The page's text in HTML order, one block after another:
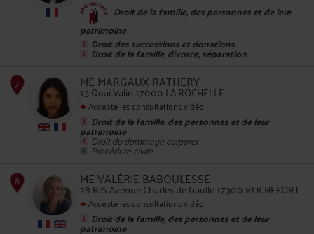
Droit de la famille, des personnes et de leur
patrimoine
Droit des successions et donations
Droit de la famille, divorce, séparation
ME MARGAUX RATHERY
13 Quai Valin 17000 LA ROCHELLE
Accepte les consultations vidéo
Droit de la famille, des personnes et de leur
patrimoine
Droit du dommage corporel
Procédure civile
ME VALÉRIE BABOULESSE
28 BIS Avenue Charles de Gaulle 17300 ROCHEFORT
Accepte les consultations vidéo
Droit de la famille, des personnes et de leur
patrimoine